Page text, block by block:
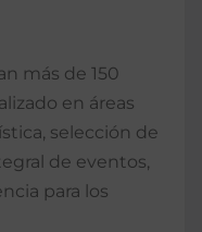
más de 150
en áreas
selección de
de eventos,
para los